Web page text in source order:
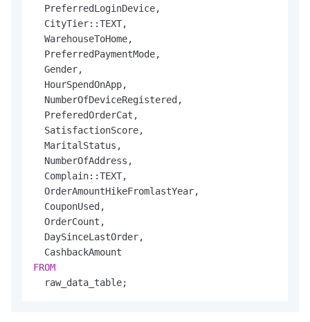
  PreferredLoginDevice,
  CityTier::TEXT,
  WarehouseToHome,
  PreferredPaymentMode,
  Gender,
  HourSpendOnApp,
  NumberOfDeviceRegistered,
  PreferedOrderCat,
  SatisfactionScore,
  MaritalStatus,
  NumberOfAddress,
  Complain::TEXT,
  OrderAmountHikeFromlastYear,
  CouponUsed,
  OrderCount,
  DaySinceLastOrder,
FROM
  raw_data_table;